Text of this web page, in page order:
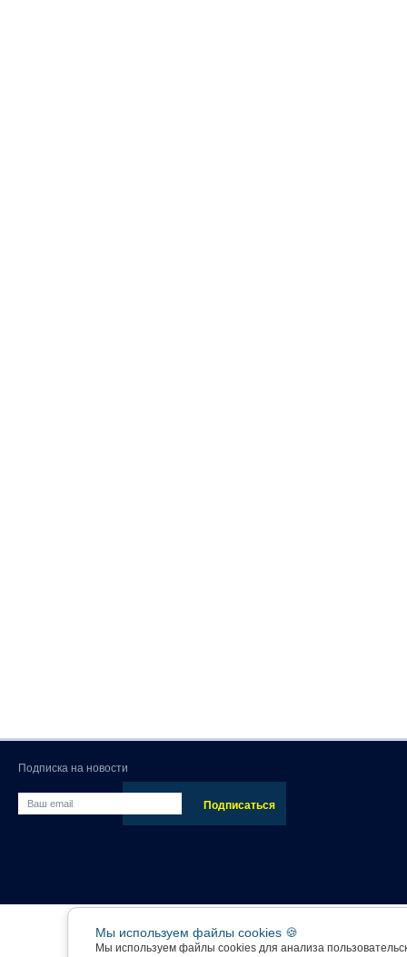
Подписка на новости
Мы используем файлы cookies 🍪
Мы используем файлы cookies для анализа